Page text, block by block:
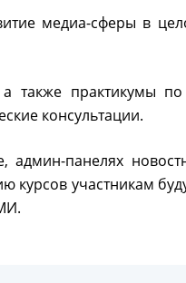
медиа-сферы в
а также практикумы
консультации.
админ-панелях
курсов участникам